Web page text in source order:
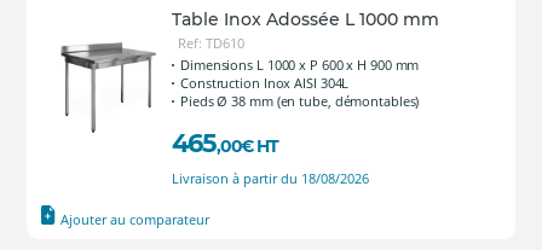
Table Inox Adossée L 1000 mm
Ref: TD610
Dimensions L 1000 x P 600 x H 900 mm
Construction Inox AISI 304L
Pieds Ø 38 mm (en tube, démontables)
465,00€ HT
Livraison à partir du 18/08/2026
Ajouter au comparateur